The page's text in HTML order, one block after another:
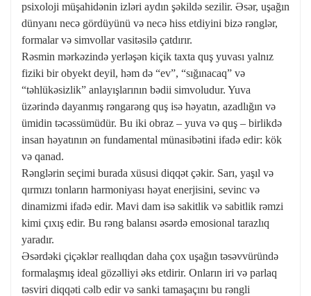
psixoloji müşahidənin izləri aydın şəkildə sezilir. Əsər, uşağın
dünyanı necə gördüyünü və necə hiss etdiyini bizə rənglər,
formalar və simvollar vasitəsilə çatdırır.
Rəsmin mərkəzində yerləşən kiçik taxta quş yuvası yalnız
fiziki bir obyekt deyil, həm də “ev”, “sığınacaq” və
“təhlükəsizlik” anlayışlarının bədii simvoludur. Yuva
üzərində dayanmış rəngarəng quş isə həyatın, azadlığın və
ümidin təcəssümüdür. Bu iki obraz – yuva və quş – birlikdə
insan həyatının ən fundamental münasibətini ifadə edir: kök
və qanad.
Rənglərin seçimi burada xüsusi diqqət çəkir. Sarı, yaşıl və
qırmızı tonların harmoniyası həyat enerjisini, sevinc və
dinamizmi ifadə edir. Mavi dam isə sakitlik və sabitlik rəmzi
kimi çıxış edir. Bu rəng balansı əsərdə emosional tarazlıq
yaradır.
Əsərdəki çiçəklər reallıqdan daha çox uşağın təsəvvüründə
formalaşmış ideal gözəlliyi əks etdirir. Onların iri və parlaq
təsviri diqqəti cəlb edir və sanki tamaşaçını bu rəngli